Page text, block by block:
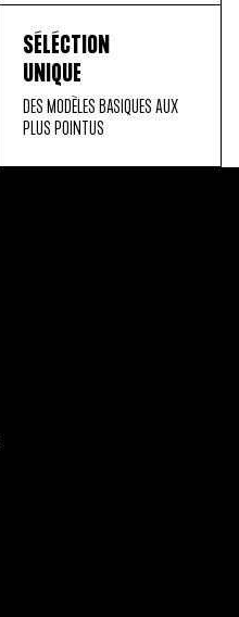
SÉLÉCTION
UNIQUE
DES MODÈLES BASIQUES AUX
PLUS POINTUS